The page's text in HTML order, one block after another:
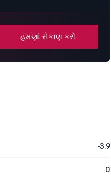
હમણાં રોકાણ કરો
-3.9
0